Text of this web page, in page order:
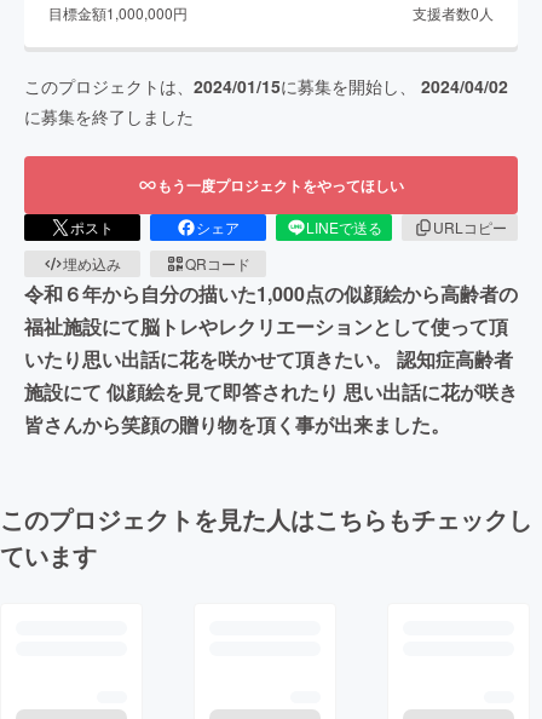
目標金額1,000,000円 支援者数0 人
このプロジェクトは、 2024/01/15に募集を開始し、 2024/04/02
に募集を終了しました
もう一度プロジェクトをやってほしい
ポスト シェア LINEで送る
URLコピー
埋め込み
QRコード
令和６年から自分の描いた1,000点の似顔絵から高齢者の
福祉施設にて脳トレやレクリエーションとして使って頂
いたり思い出話に花を咲かせて頂きたい。 認知症高齢者
施設にて 似顔絵を見て即答されたり 思い出話に花が咲き
皆さんから笑顔の贈り物を頂く事が出来ました。
このプロジェクトを見た人はこちらもチェックし
ています